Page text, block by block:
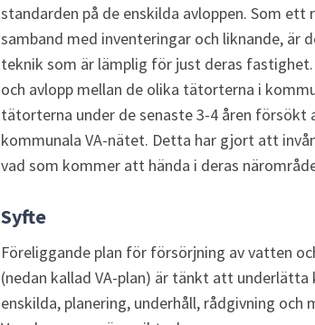
standarden på de enskilda avloppen. Som
samband med inventeringar och liknande, är
teknik som är lämplig för just deras
och avlopp mellan de olika tätorterna i
tätorterna under de senaste 3-4 åren
kommunala VA-nätet. Detta har gjort att
vad som kommer att hända i deras
Syfte
Föreliggande plan för försörjning av vatten
(nedan kallad VA-plan) är tänkt att
enskilda, planering, underhåll, rådgivning